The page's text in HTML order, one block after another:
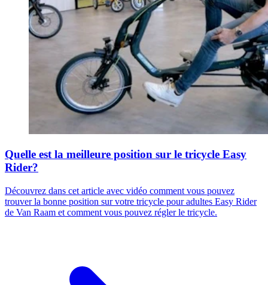
Quelle est la meilleure position sur le tricycle Easy
Rider?
Découvrez dans cet article avec vidéo comment vous pouvez
trouver la bonne position sur votre tricycle pour adultes Easy Rider
de Van Raam et comment vous pouvez régler le tricycle.